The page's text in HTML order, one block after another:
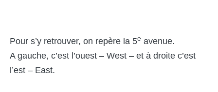
Pour s’y retrouver, on repère la 5e avenue.
A gauche, c’est l’ouest – West – et à droite c’est
l’est – East.